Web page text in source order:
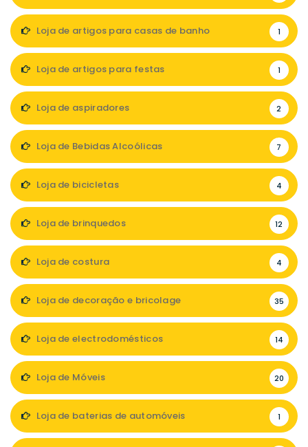
Loja de artigos para casas de banho 1
Loja de artigos para festas 1
Loja de aspiradores 2
Loja de Bebidas Alcoólicas 7
Loja de bicicletas 4
Loja de brinquedos 12
Loja de costura 4
Loja de decoração e bricolage 35
Loja de electrodomésticos 14
Loja de Móveis 20
Loja de baterias de automóveis 1